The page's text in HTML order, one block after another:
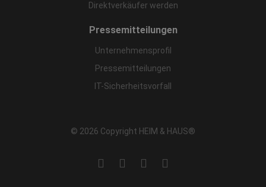
Direktverkäufer werden
Pressemitteilungen
Unternehmensprofil
Pressemitteilungen
IT-Sicherheitsvorfall
© 2026 Copyright HEIM & HAUS®